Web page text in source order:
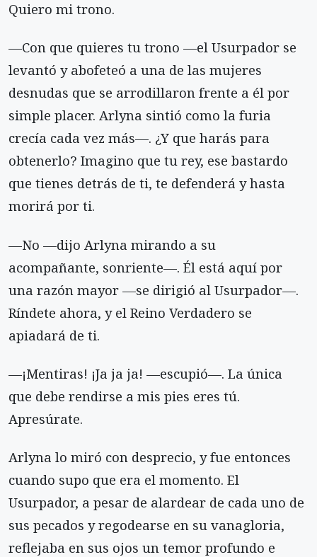
Quiero mi trono.
—Con que quieres tu trono —el Usurpador se
levantó y abofeteó a una de las mujeres
desnudas que se arrodillaron frente a él por
simple placer. Arlyna sintió como la furia
crecía cada vez más—. ¿Y que harás para
obtenerlo? Imagino que tu rey, ese bastardo
que tienes detrás de ti, te defenderá y hasta
morirá por ti.
—No —dijo Arlyna mirando a su
acompañante, sonriente—. Él está aquí por
una razón mayor —se dirigió al Usurpador—.
Ríndete ahora, y el Reino Verdadero se
apiadará de ti.
—¡Mentiras! ¡Ja ja ja! —escupió—. La única
que debe rendirse a mis pies eres tú.
Apresúrate.
Arlyna lo miró con desprecio, y fue entonces
cuando supo que era el momento. El
Usurpador, a pesar de alardear de cada uno de
sus pecados y regodearse en su vanagloria,
reflejaba en sus ojos un temor profundo e